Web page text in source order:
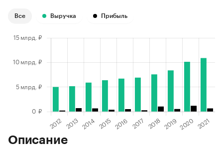
Все Выручка Прибыль
Описание